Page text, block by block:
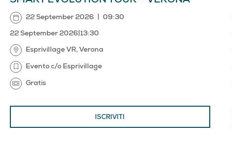
22 September 2026 09:30
22 September 2026 13:30
Esprivillage VR, Verona
Evento c/o Esprivillage
Gratis
ISCRIVITI